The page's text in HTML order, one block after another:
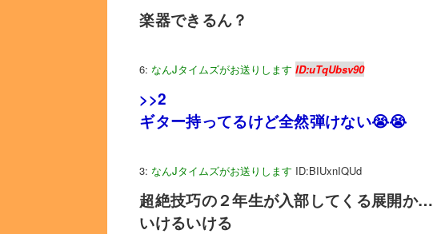
楽器できるん？
6:なんJタイムズがお送りします ID:uTqUbsv90
>>2
ギター持ってるけど全然弾けない😭😭
3:なんJタイムズがお送りします ID:BIUxnIQUd
超絶技巧の２年生が入部してくる展開か…
いけるいける